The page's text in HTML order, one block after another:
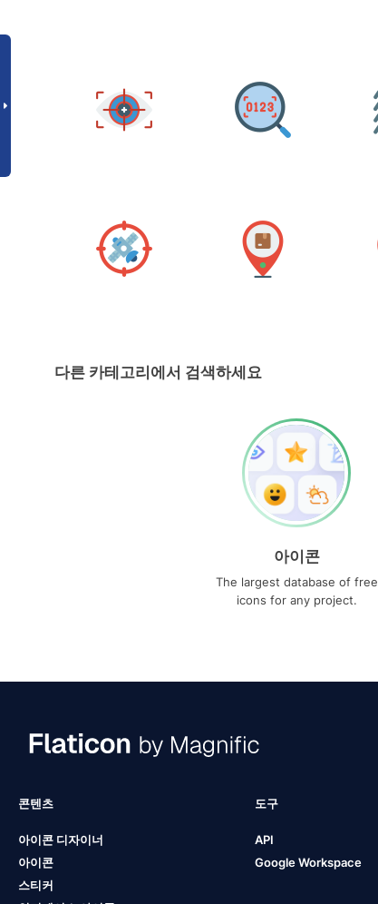
다른 카테고리에서 검색하세요
아이콘
The largest database of free
icons for any project.
콘텐츠
아이콘 디자이너
아이콘
스티커
도구
API
Google Workspace